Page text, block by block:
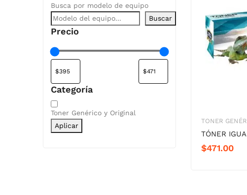
TONER
TÓNER
$471.00
Busca por modelo de equipo
Buscar
Precio
Categoría
Categoría
Toner Genérico y Original
Aplicar